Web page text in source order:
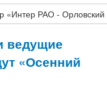
«Интер РАО -
ведущие
«Осенний